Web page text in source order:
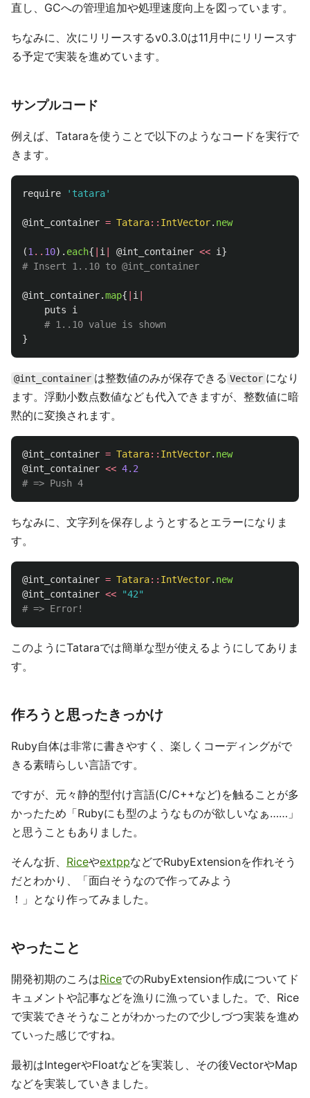
直し、GCへの管理追加や処理速度向上を図っています。
ちなみに、次にリリースするv0.3.0は11月中にリリースす
る予定で実装を進めています。
サンプルコード
例えば、Tataraを使うことで以下のようなコードを実行で
きます。
require 'tatara'
@int_container = Tatara:: IntVector. new
(1 .. 10). each{ i @int_container << i }
# Insert 1..10 to @int_container
@int_container.map{ i
puts
i
# 1..10 value is shown
}
@int_container は整数値のみが保存できる Vector になり
ます。浮動小数点数値なども代入できますが、整数値に暗
黙的に変換されます。
@int_container = Tatara:: IntVector. new
@int_container << 4.2
# => Push 4
ちなみに、文字列を保存しようとするとエラーになりま
す。
@int_container = Tatara:: IntVector. new
@int_container <<
"42"
# => Error!
このようにTataraでは簡単な型が使えるようにしてありま
す。
作ろうと思ったきっかけ
Ruby自体は非常に書きやすく、楽しくコーディングがで
きる素晴らしい言語です。
ですが、元々静的型付け言語(C/C++など)を触ることが多
かったため「Rubyにも型のようなものが欲しいなぁ……」
と思うこともありました。
そんな折、 RiceやextppなどでRubyExtensionを作れそう
だとわかり、「面白そうなので作ってみよう
！」となり作ってみました。
やったこと
開発初期のころはRiceでのRubyExtension作成についてド
キュメントや記事などを漁りに漁っていました。で、Rice
で実装できそうなことがわかったので少しづつ実装を進め
ていった感じですね。
最初はIntegerやFloatなどを実装し、その後VectorやMap
などを実装していきました。